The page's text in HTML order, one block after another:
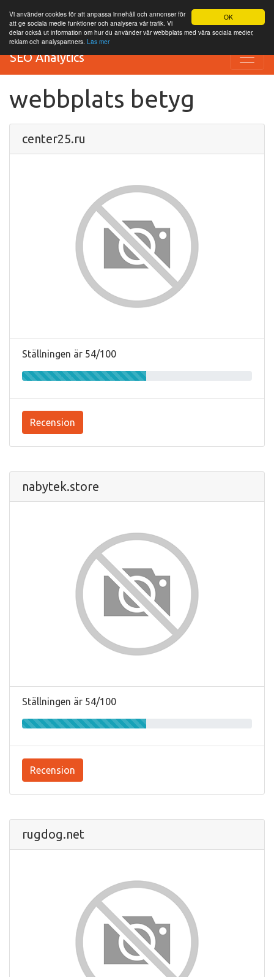
OK
Vi använder cookies för att anpassa innehåll och annonser för
att ge sociala medie funktioner och analysera vår trafik. Vi
delar också ut information om hur du använder vår webbplats med våra sociala medier,
reklam och analyspartners. Läs mer
SEO Analytics
webbplats betyg
center25.ru
Ställningen är 54/100
Recension
nabytek.store
Ställningen är 54/100
Recension
rugdog.net